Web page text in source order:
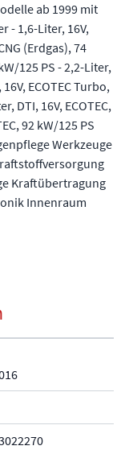
ab 1999 mit
- 1,6-Liter, 16V,
(Erdgas), 74
125 PS - 2,2-Liter,
ECOTEC Turbo,
DTI, 16V, ECOTEC,
92 kW/125 PS
Werkzeuge
Kraftübertragung
Innenraum